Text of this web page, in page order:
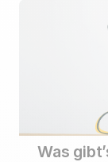
Was